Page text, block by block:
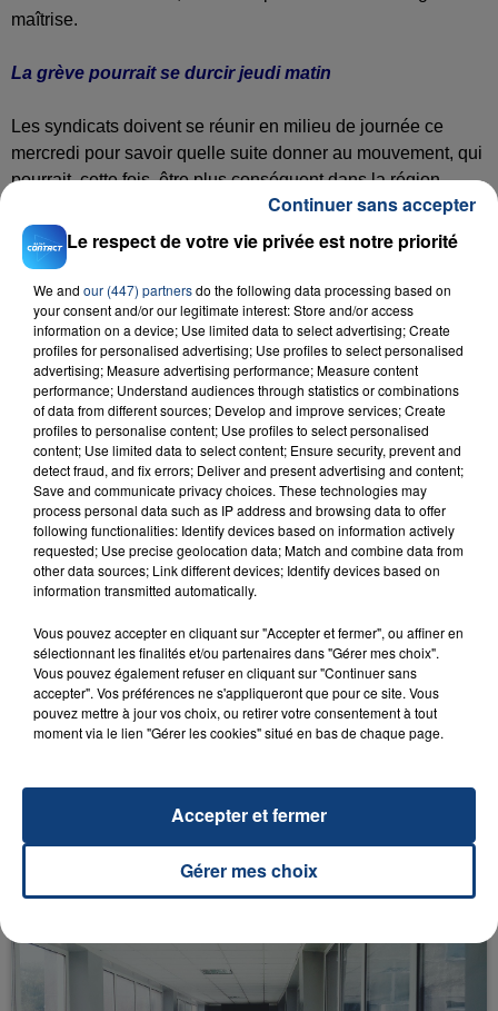
maîtrise.
La grève pourrait se durcir jeudi matin
Les syndicats doivent se réunir en milieu de journée ce
mercredi pour savoir quelle suite donner au mouvement, qui
pourrait, cette fois, être plus conséquent dans la région.
Love Me Not
RAVYN LENAE
RADIO CONTACT
FIL D'ACTU
INCENDIE MORTEL À LENS : UNE FEMME ET
SON BÉBÉ ENTRE LA VIE ET LA...
Un homme s'est immolé par le feu après avoir
d'un liquide inflammable.
Le respect de votre vie privée est notre priorité
We and our (447) partnersdo the following data processing based on
your consent and/or our legitimate interest: Store and/or access
information on a device; Use limited data to select advertising; Create
profiles for personalised advertising; Use profiles to select personalised
advertising; Measure advertising performance; Measure content
performance; Understand audiences through statistics or combinations
of data from different sources; Develop and improve services; Create
profiles to personalise content; Use profiles to select personalised
content; Use limited data to select content; Ensure security, prevent and
detect fraud, and fix errors; Deliver and present advertising and content;
Save and communicate privacy choices. These technologies may
process personal data such as IP address and browsing data to offer
following functionalities: Identify devices based on information actively
requested; Use precise geolocation data; Match and combine data from
other data sources; Link different devices; Identify devices based on
information transmitted automatically.
Vous pouvez accepter en cliquant sur "Accepter et fermer", ou affiner en
sélectionnant les finalités et/ou partenaires dans "Gérer mes choix".
Vous pouvez également refuser en cliquant sur "Continuer sans
accepter". Vos préférences ne s'appliqueront que pour ce site. Vous
pouvez mettre à jour vos choix, ou retirer votre consentement à tout
moment via le lien "Gérer les cookies" situé en bas de chaque page.
Gérer mes choix
Accepter et fermer
Continuer sans accepter